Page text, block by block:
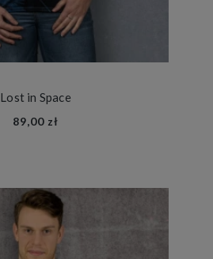
Lost in Space
89,00 zł